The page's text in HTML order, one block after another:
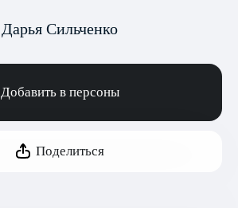
Дарья Сильченко
Добавить в персоны
Поделиться